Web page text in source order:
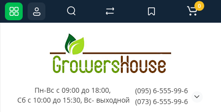
Пн-Вс с 09:00 до 18:00,
Сб с 10:00 до 15:30, Вс- выходной
(095) 6-555-99-6
(073) 6-555-99-6
0